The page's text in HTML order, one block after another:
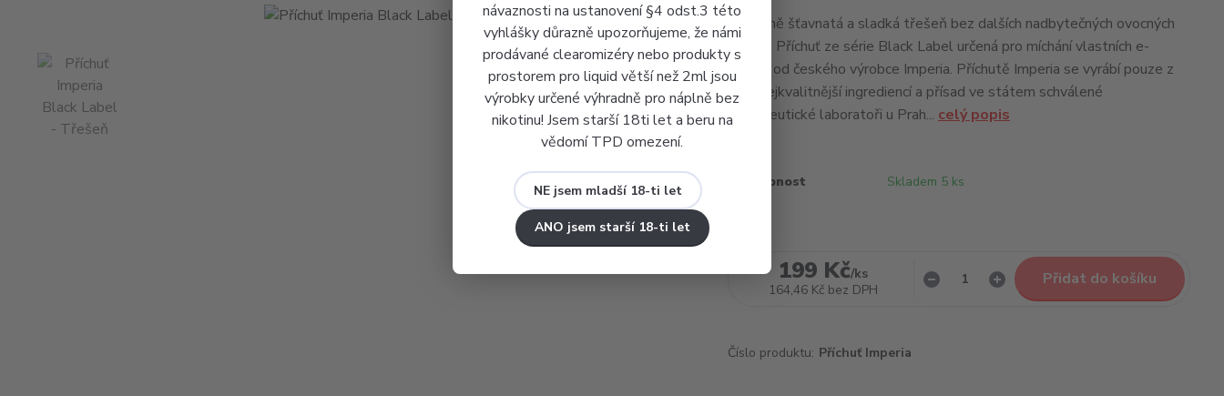
návaznosti na ustanovení §4 odst.3 této
vyhlášky důrazně upozorňujeme, že námi
prodávané clearomizéry nebo produkty s
prostorem pro liquid větší než 2ml jsou
výrobky určené výhradně pro náplně bez
nikotinu! Jsem starší 18ti let a beru na
vědomí TPD omezení.
NE jsem mladší 18-ti let
ANO jsem starší 18-ti let
Příjemně šťavnatá a sladká třešeň bez dalších nadbytečných ovocných
složek. Příchuť ze série Black Label určená pro míchání vlastních e-
liquidů od českého výrobce Imperia. Příchutě Imperia se vyrábí pouze z
těch nejkvalitnější ingrediencí a přísad ve státem schválené
farmaceutické laboratoři u Prah... celý popis
Dostupnost Skladem 5 ks
199 Kč/ks
164,46 Kč bez DPH
Přidat do košíku
Číslo produktu: Příchuť Imperia